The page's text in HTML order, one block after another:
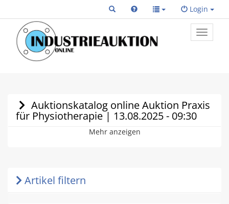
Login
Toggle
primary
Auktionskatalog online Auktion Praxis
für Physiotherapie | 13.08.2025 - 09:30
Mehr anzeigen
Artikel filtern